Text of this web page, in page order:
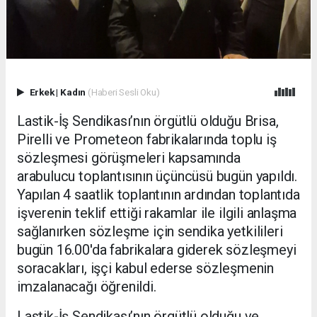
Erkek| Kadın (Haberi Sesli Oku)
Lastik-İş Sendikası’nın örgütlü olduğu Brisa,
Pirelli ve Prometeon fabrikalarında toplu iş
sözleşmesi görüşmeleri kapsamında
arabulucu toplantısının üçüncüsü bugün yapıldı.
Yapılan 4 saatlik toplantının ardından toplantıda
işverenin teklif ettiği rakamlar ile ilgili anlaşma
sağlanırken sözleşme için sendika yetkilileri
bugün 16.00'da fabrikalara giderek sözleşmeyi
soracakları, işçi kabul ederse sözleşmenin
imzalanacağı öğrenildi.